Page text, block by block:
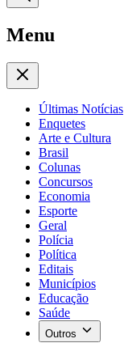
Menu
Últimas Notícias
Enquetes
Arte e Cultura
Brasil
Colunas
Concursos
Economia
Esporte
Geral
Polícia
Política
Editais
Municípios
Educação
Saúde
Outros